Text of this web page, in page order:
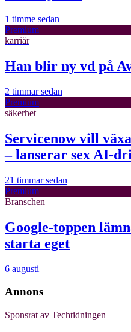
1 timme sedan
Premium
karriär
Han blir ny vd på
2 timmar sedan
Premium
säkerhet
Servicenow vill
– lanserar sex AI-
21 timmar sedan
Premium
Branschen
Google-toppen
starta eget
6 augusti
Annons
Sponsrat av Techtidningen